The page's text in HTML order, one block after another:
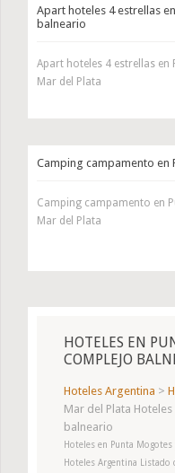
Apart hoteles 4 estrellas
balneario
Apart hoteles 4 estrellas
Mar del Plata
Camping campamento en
Camping campamento en
Mar del Plata
HOTELES EN
COMPLEJO
Hoteles Argentina >
Mar del Plata
balneario
Hoteles en Punta
Hoteles Argentina